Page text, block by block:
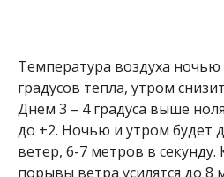
Температура воздуха ночью
градусов тепла, утром
Днем 3 – 4 градуса выше
до +2. Ночью и утром будет
ветер, 6-7 метров в секунду.
порывы ветра усилятся до 8